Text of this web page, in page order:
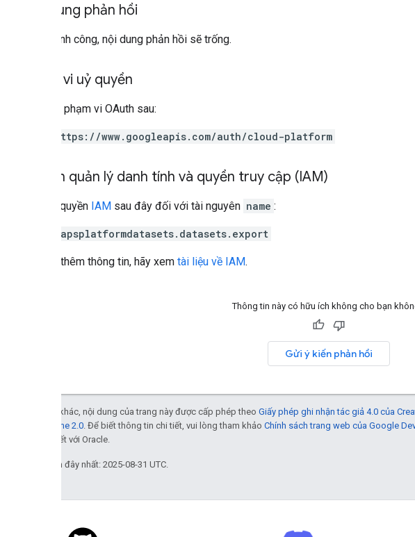
Nội dung phản hồi
Nếu thành công, nội dung phản hồi sẽ trống.
Phạm vi uỷ quyền
Yêu cầu phạm vi OAuth sau:
https://www.googleapis.com/auth/cloud-platform
Quyền quản lý danh tính và quyền truy cập (IAM)
Cần có quyền IAM sau đây đối với tài nguyên name :
mapsplatformdatasets.datasets.export
Để biết thêm thông tin, hãy xem tài liệu về IAM.
Thông tin này có hữu ích không cho bạn
Gửi ý kiến phản hồi
Trừ phi có lưu ý khác, nội dung của trang này được cấp phép theo Giấy phép ghi nhận tác giả 4.0 của
Giấy phép Apache 2.0 . Để biết thông tin chi tiết, vui lòng tham khảo Chính sách trang web của Google
các đơn vị liên kết với Oracle.
Cập nhật lần gần đây nhất: 2025-08-31 UTC.